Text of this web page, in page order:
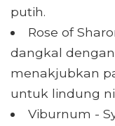
putih.
Rose of
dangkal
menakjubkan
untuk lindung
Viburnum -